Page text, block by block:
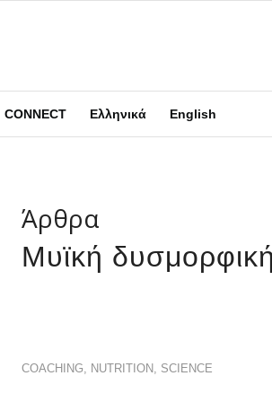
CONNECT Ελληνικά English
Άρθρα
Μυϊκή
COACHING, NUTRITION, SCIENCE